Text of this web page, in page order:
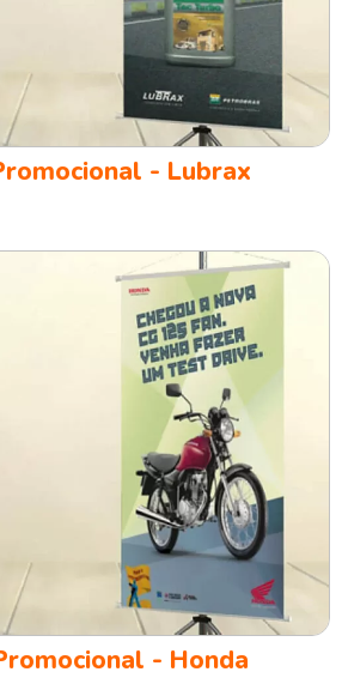
- Lubrax
- Honda